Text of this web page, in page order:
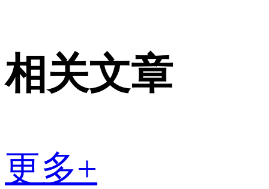
相关文章
更多+